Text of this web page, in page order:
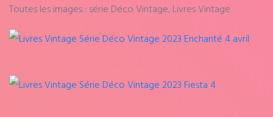
Toutes les images : série Déco Vintage, Livres Vintage